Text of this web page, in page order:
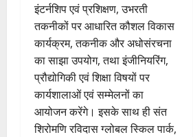
इंटर्नशिप एवं प्रशिक्षण, उभरती
तकनीकों पर आधारित कौशल विकास
कार्यक्रम, तकनीक और अधोसंरचना
का साझा उपयोग, तथा इंजीनियरिंग,
प्रौद्योगिकी एवं शिक्षा विषयों पर
कार्यशालाओं एवं सम्मेलनों का
आयोजन करेंगे। इसके साथ ही संत
शिरोमणि रविदास ग्लोबल स्किल पार्क,